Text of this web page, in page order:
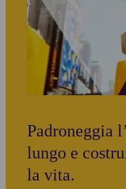
Padroneggia
lungo e
la vita.